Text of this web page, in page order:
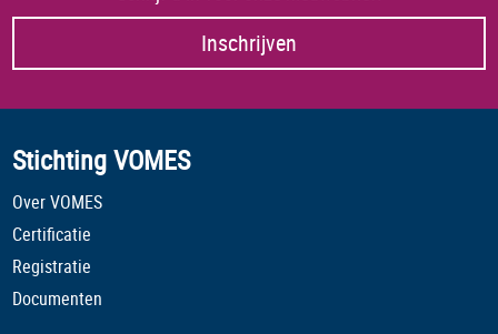
Inschrijven
Stichting VOMES
Over VOMES
Certificatie
Registratie
Documenten